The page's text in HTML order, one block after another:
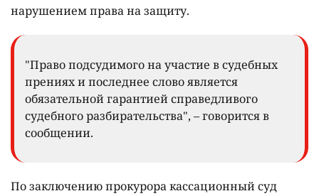
нарушением права на защиту.
"Право подсудимого на участие в судебных
прениях и последнее слово является
обязательной гарантией справедливого
судебного разбирательства", – говорится в
сообщении.
По заключению прокурора кассационный суд